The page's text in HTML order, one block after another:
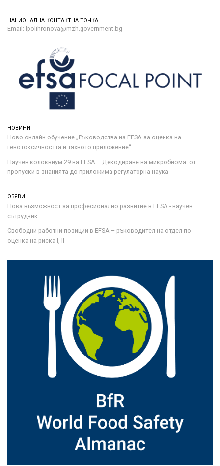
НАЦИОНАЛНА КОНТАКТНА ТОЧКА
Email: lpolihronova@mzh.government.bg
НОВИНИ
Ново онлайн обучение „Ръководства на ЕFSA за оценка на
генотоксичността и тяхното приложение“
Научен колоквиум 29 на EFSA – Декодиране на микробиома: от
пропуски в знанията до приложима регулаторна наука
ОБЯВИ
Нова възможност за професионално развитие в EFSA - научен
сътрудник
Свободни работни позиции в EFSA – ръководител на отдел по
оценка на риска I, II